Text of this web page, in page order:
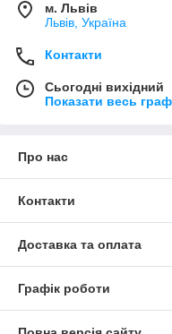
м. Львів
Львів, Україна
Контакти
Сьогодні вихідний
Показати весь
Про нас
Контакти
Доставка та оплата
Графік роботи